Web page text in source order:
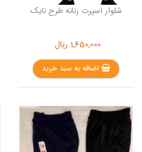
شلوار اسپرت زنانه طرح نایک
1,650,000 ریال
اضافه به سبد خرید